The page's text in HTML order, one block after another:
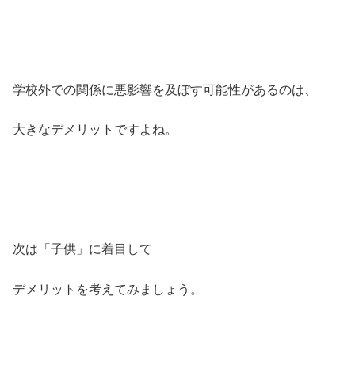
学校外での関係に悪影響を及ぼす可能性があるのは、
大きなデメリットですよね。
次は「子供」に着目して
デメリットを考えてみましょう。